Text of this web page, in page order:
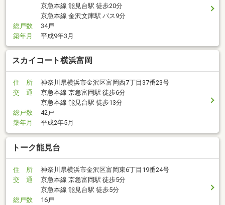
京急本線 能見台駅 徒歩20分
京急本線 金沢文庫駅 バス9分
総戸数
34戸
築年月
平成9年3月
スカイコート横浜富岡
住 所
神奈川県横浜市金沢区富岡西7丁目37番23号
交 通
京急本線 京急富岡駅 徒歩6分
京急本線 能見台駅 徒歩13分
総戸数
42戸
築年月
平成2年5月
トーク能見台
住 所
神奈川県横浜市金沢区富岡東6丁目19番24号
交 通
京急本線 京急富岡駅 徒歩5分
京急本線 能見台駅 徒歩5分
総戸数
16戸